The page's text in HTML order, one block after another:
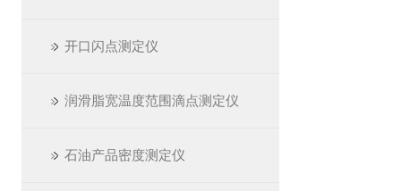
开口闪点测定仪
润滑脂宽温度范围滴点测定仪
石油产品密度测定仪